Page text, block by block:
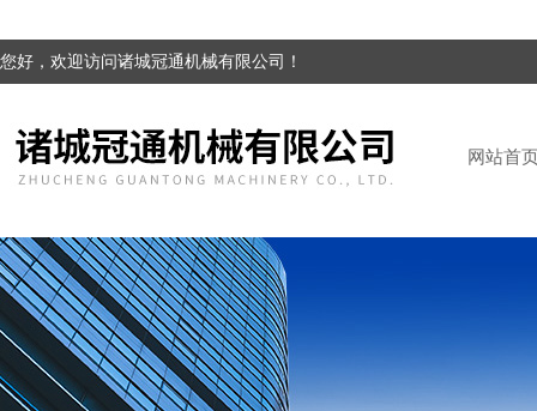
您好，欢迎访问诸城冠通机械有限公司！
网站首